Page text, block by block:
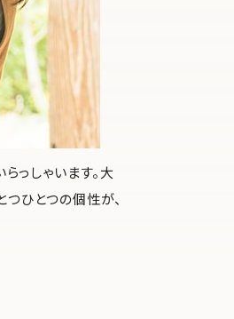
っしゃいます。大
ひとつの個性が、